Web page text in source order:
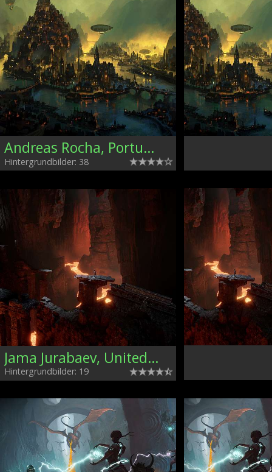
Andreas Rocha, Portugal
Hintergrundbilder: 38
Jama Jurabaev, United Kingdom
Hintergrundbilder: 19